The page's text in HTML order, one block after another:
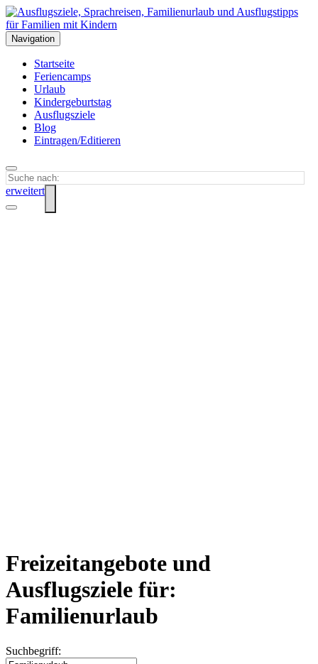
Navigation
Startseite
Feriencamps
Urlaub
Kindergeburtstag
Ausflugsziele
Blog
Eintragen/Editieren
erweitert
Freizeitangebote und
Ausflugsziele für:
Familienurlaub
Suchbegriff: